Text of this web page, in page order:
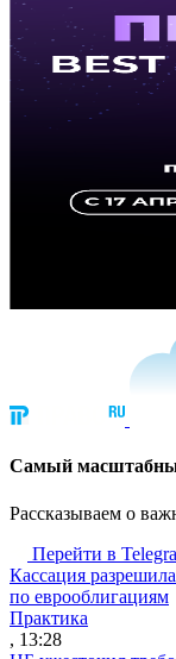
Cамый
Рассказываем о
Перейти в
Кассация
по еврооблигациям
Практика
, 13:28